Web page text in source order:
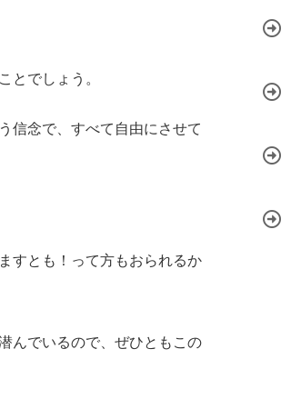
とでしょう。
信念で、すべて自由にさせて
すとも！って方もおられるか
んでいるので、ぜひともこの